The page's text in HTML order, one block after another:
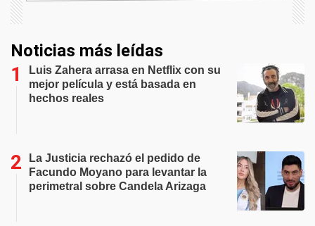
Noticias más leídas
Luis Zahera arrasa en Netflix con su
mejor película y está basada en
hechos reales
La Justicia rechazó el pedido de
Facundo Moyano para levantar la
perimetral sobre Candela Arizaga